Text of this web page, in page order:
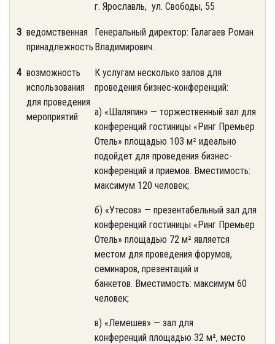
г. Ярославль, ул. Свободы, 55
3 ведомственная
принадлежность
Генеральный директор: Галагаев Роман
Владимирович.
4 возможность
использования
для проведения
мероприятий
К услугам несколько залов для
проведения бизнес-конференций:
а) «Шаляпин» — торжественный зал для
конференций гостиницы «Ринг Премьер
Отель» площадью 103 м² идеально
подойдет для проведения бизнес-
конференций и приемов. Вместимость:
максимум 120 человек;
б) «Утесов» — презентабельный зал для
конференций гостиницы «Ринг Премьер
Отель» площадью 72 м² является
местом для проведения форумов,
семинаров, презентаций и
банкетов. Вместимость: максимум 60
человек;
в) «Лемешев» — зал для
конференций площадью 32 м², место